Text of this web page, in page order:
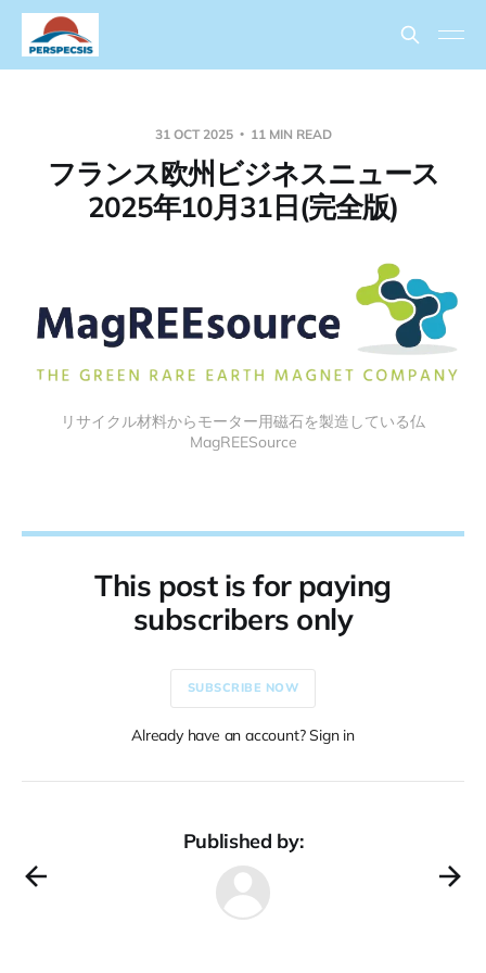
31 OCT 2025 11 MIN READ
フランス欧州ビジネスニュース
2025年10月31日(完全版)
リサイクル材料からモーター用磁石を製造している仏
MagREESource
This post is for paying
subscribers only
SUBSCRIBE NOW
Already have an account? Sign in
Published by: